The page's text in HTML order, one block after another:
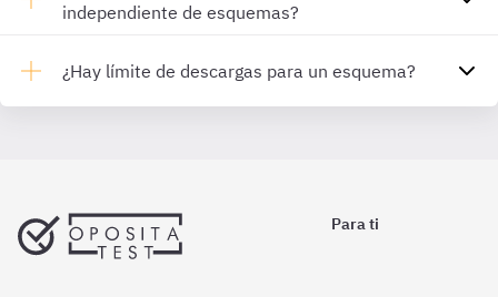
independiente de esquemas?
¿Hay límite de descargas para un esquema?
Para ti